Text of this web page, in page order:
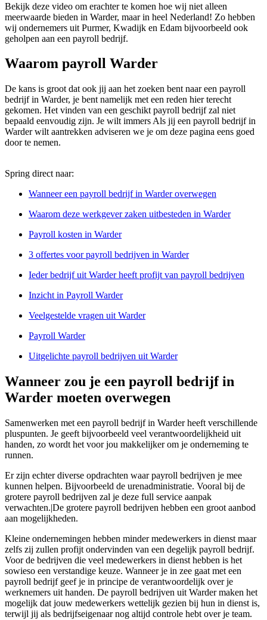
Bekijk deze video om erachter te komen hoe wij niet alleen
meerwaarde bieden in Warder, maar in heel Nederland! Zo hebben
wij ondernemers uit Purmer, Kwadijk en Edam bijvoorbeeld ook
geholpen aan een payroll bedrijf.
Waarom payroll Warder
De kans is groot dat ook jij aan het zoeken bent naar een payroll
bedrijf in Warder, je bent namelijk met een reden hier terecht
gekomen. Het vinden van een geschikt payroll bedrijf zal niet
bepaald eenvoudig zijn. Je wilt immers Als jij een payroll bedrijf in
Warder wilt aantrekken adviseren we je om deze pagina eens goed
door te nemen.
Spring direct naar:
Wanneer een payroll bedrijf in Warder overwegen
Waarom deze werkgever zaken uitbesteden in Warder
Payroll kosten in Warder
3 offertes voor payroll bedrijven in Warder
Ieder bedrijf uit Warder heeft profijt van payroll bedrijven
Inzicht in Payroll Warder
Veelgestelde vragen uit Warder
Payroll Warder
Uitgelichte payroll bedrijven uit Warder
Wanneer zou je een payroll bedrijf in
Warder moeten overwegen
Samenwerken met een payroll bedrijf in Warder heeft verschillende
pluspunten. Je geeft bijvoorbeeld veel verantwoordelijkheid uit
handen, zo wordt het voor jou makkelijker om je onderneming te
runnen.
Er zijn echter diverse opdrachten waar payroll bedrijven je mee
kunnen helpen. Bijvoorbeeld de urenadministratie. Vooral bij de
grotere payroll bedrijven zal je deze full service aanpak
verwachten.|De grotere payroll bedrijven hebben een groot aanbod
aan mogelijkheden.
Kleine ondernemingen hebben minder medewerkers in dienst maar
zelfs zij zullen profijt ondervinden van een degelijk payroll bedrijf.
Voor de bedrijven die veel medewerkers in dienst hebben is het
sowieso een verstandige keuze. Wanneer je in zee gaat met een
payroll bedrijf geef je in principe de verantwoordelijk over je
werknemers uit handen. De payroll bedrijven uit Warder maken het
mogelijk dat jouw medewerkers wettelijk gezien bij hun in dienst is,
terwijl jij als bedrijfseigenaar nog altijd controle hebt over je team.